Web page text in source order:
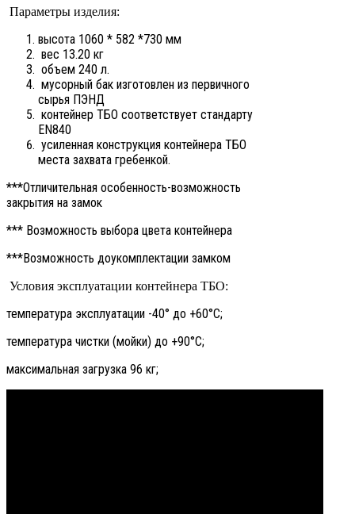
Параметры изделия:
высота 1060 * 582 *730 мм
вес 13.20 кг
объем 240 л.
мусорный бак изготовлен из первичного
сырья ПЭНД
контейнер ТБО соответствует стандарту
EN840
усиленная конструкция контейнера ТБО
места захвата гребенкой.
***Отличительная особенность-возможность
закрытия на замок
*** Возможность выбора цвета контейнера
***Возможность доукомплектации замком
Условия эксплуатации контейнера ТБО:
температура эксплуатации -40° до +60°С;
температура чистки (мойки) до +90°С;
максимальная загрузка 96 кг;